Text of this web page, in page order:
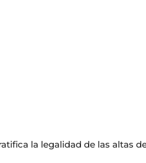
la legalidad de las altas